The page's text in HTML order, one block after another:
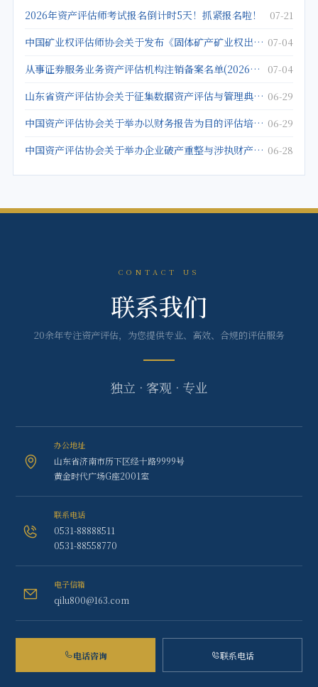
2026年资产评估师考试报名倒计时5天！抓紧报名啦！ 07-21
中国矿业权评估师协会关于发布《固体矿产矿业权出让底价评估应用指南》的公告 07-04
从事证券服务业务资产评估机构注销备案名单(2026年5月25日) 07-04
山东省资产评估协会关于征集数据资产评估与管理典型案例的通知 06-29
中国资产评估协会关于举办以财务报告为目的评估培训班的通知 06-29
中国资产评估协会关于举办企业破产重整与涉执财产评估培训班的通知 06-28
CONTACT US
联系我们
20余年专注资产评估，为您提供专业、高效、合规的评估服务
独立 · 客观 · 专业
办公地址
山东省济南市历下区经十路9999号
黄金时代广场G座2001室
联系电话
0531-88888511
0531-88558770
电子信箱
qilu800@163.com
电话咨询 联系电话